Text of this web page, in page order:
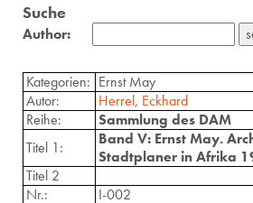
Suche
Author:
Kategorien: Ernst May
Autor:
Herrel, Eckhard
Reihe:
Sammlung des DAM
Titel 1:
Band V: Ernst May.
Stadtplaner in Afrika
Titel 2
Nr.:
I-002